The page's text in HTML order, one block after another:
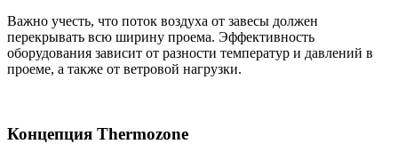
Важно учесть, что поток воздуха от завесы должен
перекрывать всю ширину проема. Эффективность
оборудования зависит от разности температур и давлений в
проеме, а также от ветровой нагрузки.
Концепция Thermozone